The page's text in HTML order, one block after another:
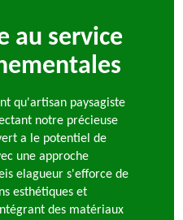
au service
qu'artisan paysagiste
notre précieuse
a le potentiel de
une approche
elagueur s'efforce de
esthétiques et
des matériaux